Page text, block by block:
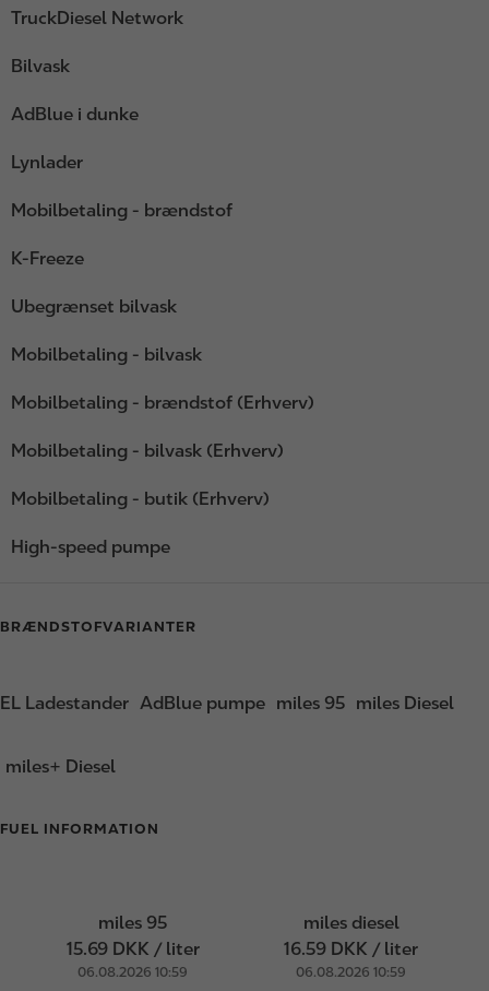
TruckDiesel Network
Bilvask
AdBlue i dunke
Lynlader
Mobilbetaling - brændstof
K-Freeze
Ubegrænset bilvask
Mobilbetaling - bilvask
Mobilbetaling - brændstof (Erhverv)
Mobilbetaling - bilvask (Erhverv)
Mobilbetaling - butik (Erhverv)
High-speed pumpe
BRÆNDSTOFVARIANTER
EL Ladestander AdBlue pumpe miles 95 miles Diesel
miles+ Diesel
FUEL INFORMATION
miles 95
15.69 DKK / liter
06.08.2026 10:59
miles diesel
16.59 DKK / liter
06.08.2026 10:59